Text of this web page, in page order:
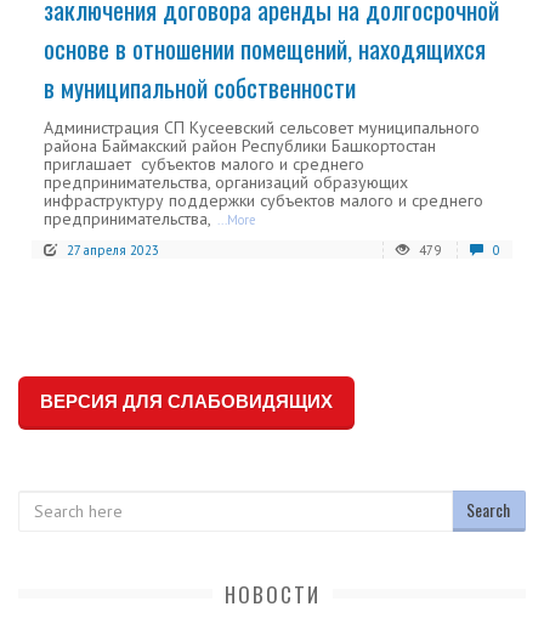
заключения договора аренды на долгосрочной
основе в отношении помещений, находящихся
в муниципальной собственности
Администрация СП Кусеевский сельсовет муниципального
района Баймакский район Республики Башкортостан
приглашает субъектов малого и среднего
предпринимательства, организаций образующих
инфраструктуру поддержки субъектов малого и среднего
предпринимательства, ...More
27 апреля 2023
479 0
ВЕРСИЯ ДЛЯ СЛАБОВИДЯЩИХ
НОВОСТИ